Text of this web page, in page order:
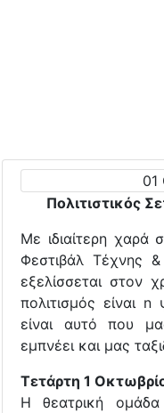
01
Πολιτιστικός
Με ιδιαίτερη χαρά
Φεστιβάλ Τέχνης
εξελίσσεται στον
πολιτισμός είναι
είναι αυτό που
εμπνέει και μας
Τετάρτη 1
Η θεατρική ομάδα